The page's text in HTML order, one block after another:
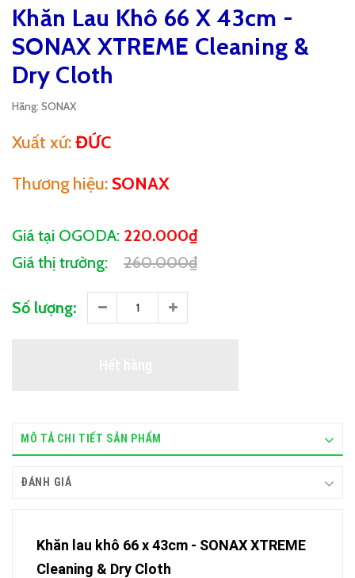
Khăn Lau Khô 66 X 43cm -
SONAX XTREME Cleaning &
Dry Cloth
Hãng: SONAX
Xuất xứ:ĐỨC
Thương hiệu: SONAX
Giá tại OGODA: 220.000₫
Giá thị trường:
260.000₫
Số lượng:
MÔ TẢ CHI TIẾT SẢN PHẨM
ĐÁNH GIÁ
Khăn lau khô 66 x 43cm - SONAX XTREME
Cleaning & Dry Cloth